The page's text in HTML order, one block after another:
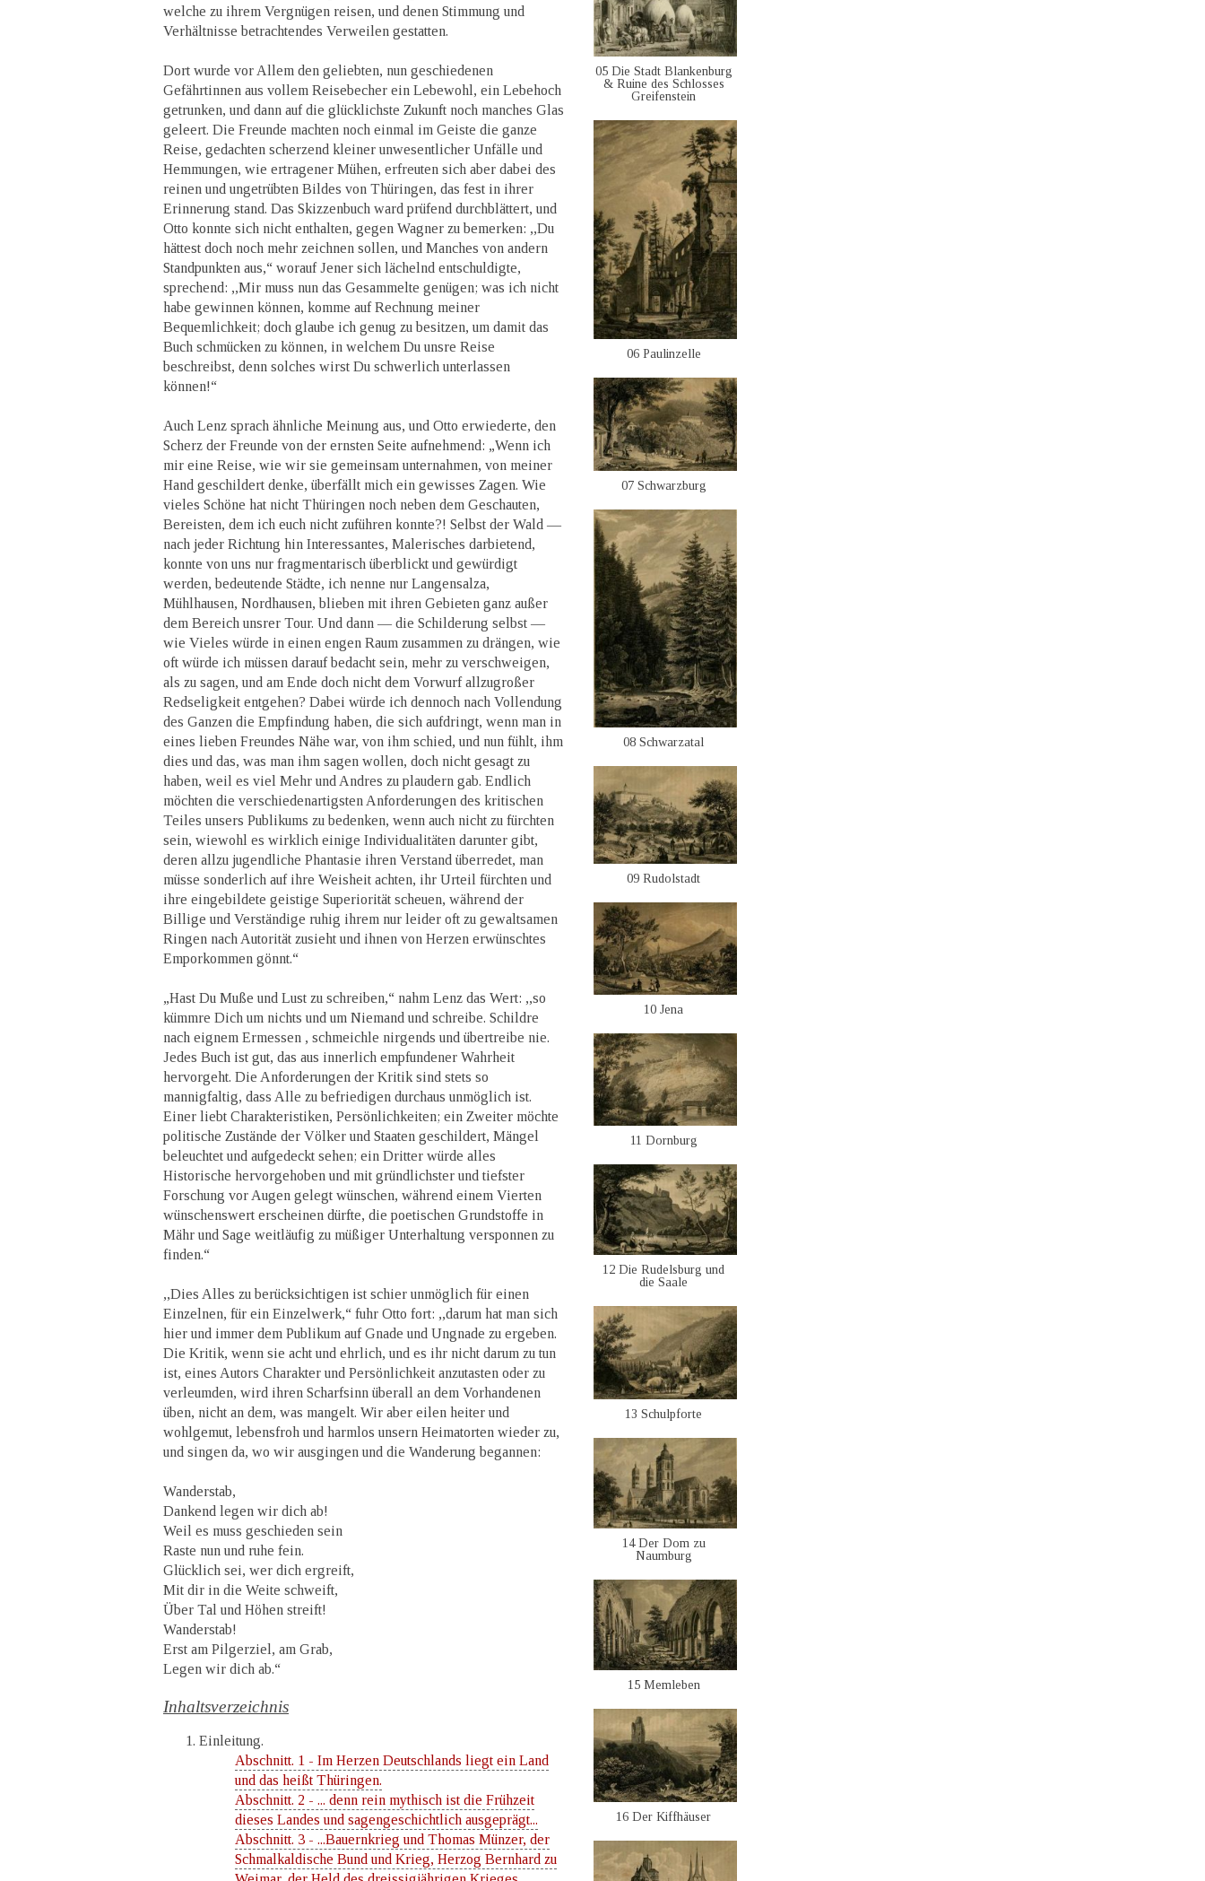
welche zu ihrem Vergnügen reisen, und denen Stimmung und
Verhältnisse betrachtendes Verweilen gestatten.
Dort wurde vor Allem den geliebten, nun geschiedenen
Gefährtinnen aus vollem Reisebecher ein Lebewohl, ein Lebehoch
getrunken, und dann auf die glücklichste Zukunft noch manches Glas
geleert. Die Freunde machten noch einmal im Geiste die ganze
Reise, gedachten scherzend kleiner unwesentlicher Unfälle und
Hemmungen, wie ertragener Mühen, erfreuten sich aber dabei des
reinen und ungetrübten Bildes von Thüringen, das fest in ihrer
Erinnerung stand. Das Skizzenbuch ward prüfend durchblättert, und
Otto konnte sich nicht enthalten, gegen Wagner zu bemerken: ,,Du
hättest doch noch mehr zeichnen sollen, und Manches von andern
Standpunkten aus,“ worauf Jener sich lächelnd entschuldigte,
sprechend: ,,Mir muss nun das Gesammelte genügen; was ich nicht
habe gewinnen können, komme auf Rechnung meiner
Bequemlichkeit; doch glaube ich genug zu besitzen, um damit das
Buch schmücken zu können, in welchem Du unsre Reise
beschreibst, denn solches wirst Du schwerlich unterlassen
können!“
Auch Lenz sprach ähnliche Meinung aus, und Otto erwiederte, den
Scherz der Freunde von der ernsten Seite aufnehmend: „Wenn ich
mir eine Reise, wie wir sie gemeinsam unternahmen, von meiner
Hand geschildert denke, überfällt mich ein gewisses Zagen. Wie
vieles Schöne hat nicht Thüringen noch neben dem Geschauten,
Bereisten, dem ich euch nicht zuführen konnte?! Selbst der Wald —
nach jeder Richtung hin Interessantes, Malerisches darbietend,
konnte von uns nur fragmentarisch überblickt und gewürdigt
werden, bedeutende Städte, ich nenne nur Langensalza,
Mühlhausen, Nordhausen, blieben mit ihren Gebieten ganz außer
dem Bereich unsrer Tour. Und dann — die Schilderung selbst —
wie Vieles würde in einen engen Raum zusammen zu drängen, wie
oft würde ich müssen darauf bedacht sein, mehr zu verschweigen,
als zu sagen, und am Ende doch nicht dem Vorwurf allzugroßer
Redseligkeit entgehen? Dabei würde ich dennoch nach Vollendung
des Ganzen die Empfindung haben, die sich aufdringt, wenn man in
eines lieben Freundes Nähe war, von ihm schied, und nun fühlt, ihm
dies und das, was man ihm sagen wollen, doch nicht gesagt zu
haben, weil es viel Mehr und Andres zu plaudern gab. Endlich
möchten die verschiedenartigsten Anforderungen des kritischen
Teiles unsers Publikums zu bedenken, wenn auch nicht zu fürchten
sein, wiewohl es wirklich einige Individualitäten darunter gibt,
deren allzu jugendliche Phantasie ihren Verstand überredet, man
müsse sonderlich auf ihre Weisheit achten, ihr Urteil fürchten und
ihre eingebildete geistige Superiorität scheuen, während der
Billige und Verständige ruhig ihrem nur leider oft zu gewaltsamen
Ringen nach Autorität zusieht und ihnen von Herzen erwünschtes
Emporkommen gönnt.“
„Hast Du Muße und Lust zu schreiben,“ nahm Lenz das Wert: ,,so
kümmre Dich um nichts und um Niemand und schreibe. Schildre
nach eignem Ermessen , schmeichle nirgends und übertreibe nie.
Jedes Buch ist gut, das aus innerlich empfundener Wahrheit
hervorgeht. Die Anforderungen der Kritik sind stets so
mannigfaltig, dass Alle zu befriedigen durchaus unmöglich ist.
Einer liebt Charakteristiken, Persönlichkeiten; ein Zweiter möchte
politische Zustände der Völker und Staaten geschildert, Mängel
beleuchtet und aufgedeckt sehen; ein Dritter würde alles
Historische hervorgehoben und mit gründlichster und tiefster
Forschung vor Augen gelegt wünschen, während einem Vierten
wünschenswert erscheinen dürfte, die poetischen Grundstoffe in
Mähr und Sage weitläufig zu müßiger Unterhaltung versponnen zu
finden.“
,,Dies Alles zu berücksichtigen ist schier unmöglich für einen
Einzelnen, für ein Einzelwerk,“ fuhr Otto fort: ,,darum hat man sich
hier und immer dem Publikum auf Gnade und Ungnade zu ergeben.
Die Kritik, wenn sie acht und ehrlich, und es ihr nicht darum zu tun
ist, eines Autors Charakter und Persönlichkeit anzutasten oder zu
verleumden, wird ihren Scharfsinn überall an dem Vorhandenen
üben, nicht an dem, was mangelt. Wir aber eilen heiter und
wohlgemut, lebensfroh und harmlos unsern Heimatorten wieder zu,
und singen da, wo wir ausgingen und die Wanderung begannen:
Wanderstab,
Dankend legen wir dich ab!
Weil es muss geschieden sein
Raste nun und ruhe fein.
Glücklich sei, wer dich ergreift,
Mit dir in die Weite schweift,
Über Tal und Höhen streift!
Wanderstab!
Erst am Pilgerziel, am Grab,
Legen wir dich ab.“
Inhaltsverzeichnis
Einleitung.
Abschnitt. 1 - Im Herzen Deutschlands liegt ein Land
und das heißt Thüringen.
Abschnitt. 2 - ... denn rein mythisch ist die Frühzeit
dieses Landes und sagengeschichtlich ausgeprägt...
Abschnitt. 3 - ...Bauernkrieg und Thomas Münzer, der
Schmalkaldische Bund und Krieg, Herzog Bernhard zu
05 Die Stadt Blankenburg
& Ruine des Schlosses
Greifenstein
06 Paulinzelle
07 Schwarzburg
08 Schwarzatal
09 Rudolstadt
10 Jena
11 Dornburg
12 Die Rudelsburg und
die Saale
13 Schulpforte
14 Der Dom zu
Naumburg
15 Memleben
16 Der Kiffhäuser